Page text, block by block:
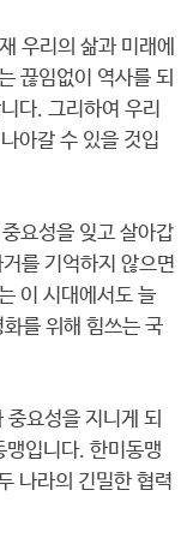
우리의 삶과 미래에
끊임없이 역사를 되
다. 그리하여 우리
아갈 수 있을 것입
요성을 잊고 살아갑
를 기억하지 않으면
이 시대에서도 늘
를 위해 힘쓰는 국
요성을 지니게 되
입니다. 한미동맹
나라의 긴밀한 협력